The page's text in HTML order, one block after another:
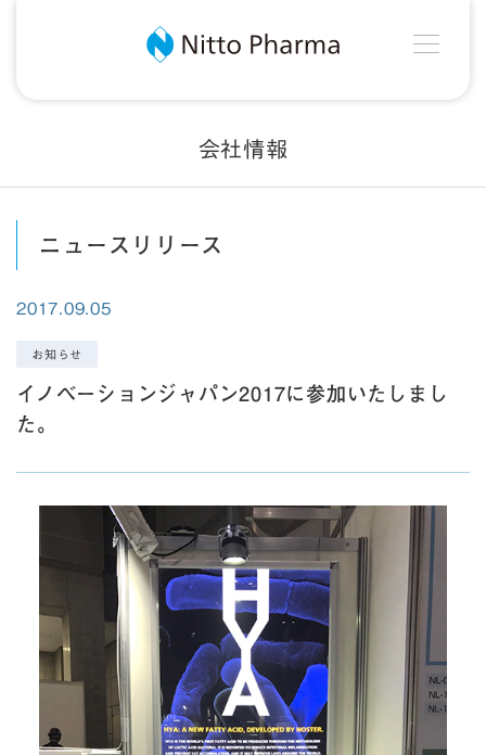
Nitto Pharma
会社情報
ニュースリリース
2017.09.05
お知らせ
イノベーションジャパン2017に参加いたしまし
た。